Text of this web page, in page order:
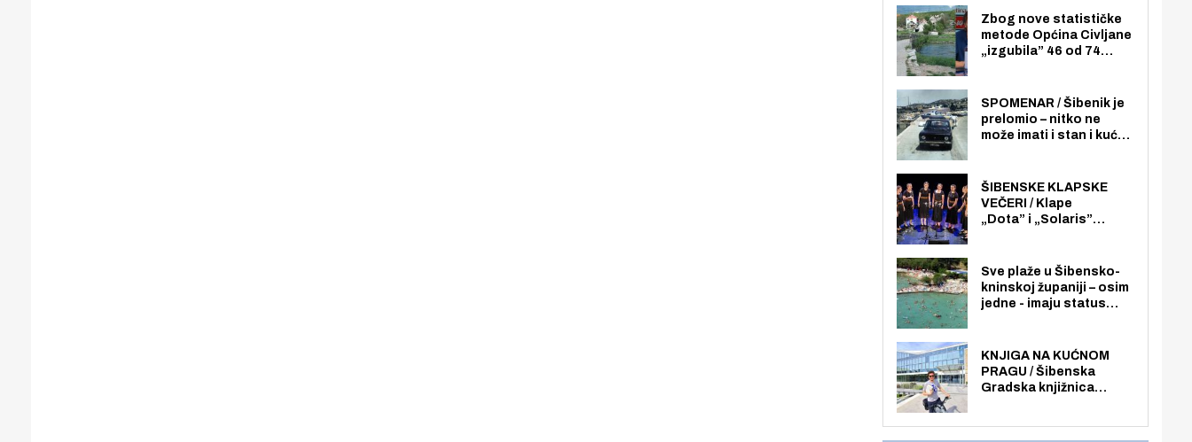
Zbog nove statističke
metode Općina Civljane
„izgubila” 46 od 74
nego radno sposobnih
osoba među svojih 170
stanovnika.
SPOMENAR / Šibenik je
prelomio – nitko ne
može imati i stan i kuću
šibenskom području pa
ni na Jadriji.
ŠIBENSKE KLAPSKE
VEČERI / Klape
„Dota” i „Solaris”
loži
Sve plaže u Šibensko-
kninskoj županiji – osim
jedne - imaju status
općoj upotrebi. Pristup
je slobodan i besplatan
za sve građane i
KNJIGA NA KUĆNOM
PRAGU / Šibenska
Gradska knjižnica